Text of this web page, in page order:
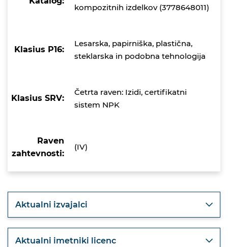
kompozitnih izdelkov (3778648011)
Klasius P16:
Lesarska, papirniška, plastična,
steklarska in podobna tehnologija
Klasius SRV:
Četrta raven: Izidi, certifikatni
sistem NPK
Raven
zahtevnosti:
(IV)
Aktualni izvajalci
Aktualni imetniki licenc